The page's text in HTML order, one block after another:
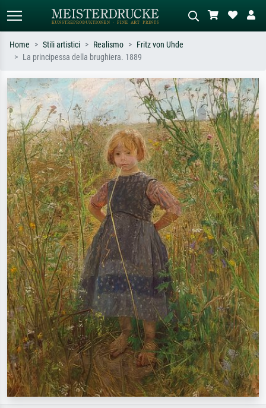
Cerca per artista, titolo o stile – es.
Monet, Notte stellata,
Impressionismo, onda di Hokusai,
nudo.
Descrivi la scena – es. prato verde,
astratto con molto rosso, dipinto a
olio scuro, nudo in piedi vicino a un
albero.
Home Stili artistici Realismo
Fritz von Uhde
La principessa della brughiera. 1889